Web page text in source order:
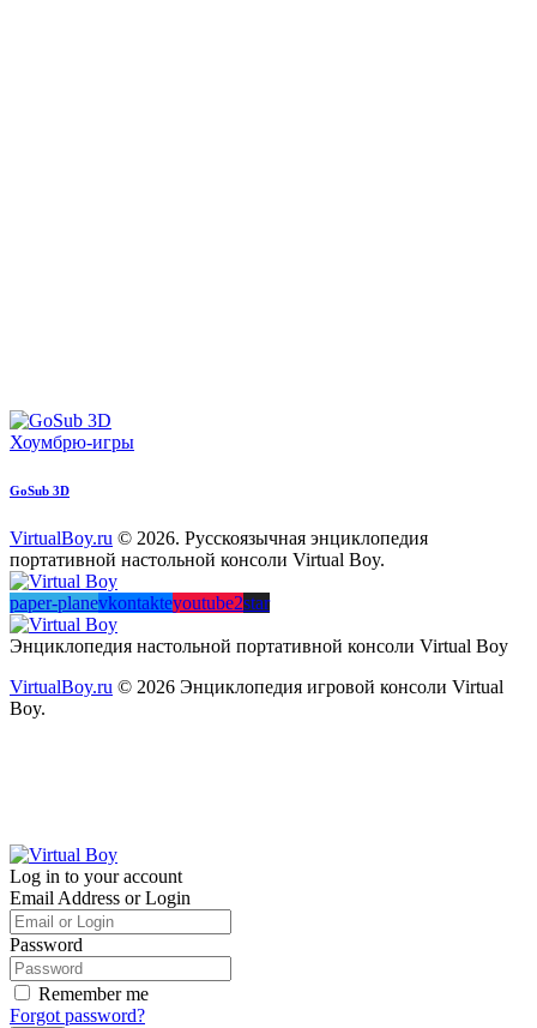
Хоумбрю-игры
GoSub 3D
VirtualBoy.ru © 2026. Русскоязычная энциклопедия
портативной настольной консоли Virtual Boy.
paper-planevkontakteyoutube2star
Энциклопедия настольной портативной консоли Virtual Boy
VirtualBoy.ru © 2026 Энциклопедия игровой консоли Virtual
Boy.
Log in to your account
Email Address or Login
Password
Remember me
Forgot password?